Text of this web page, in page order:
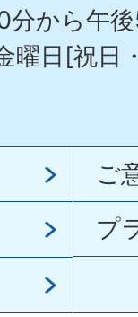
分から午
曜日[祝日
ご
プ